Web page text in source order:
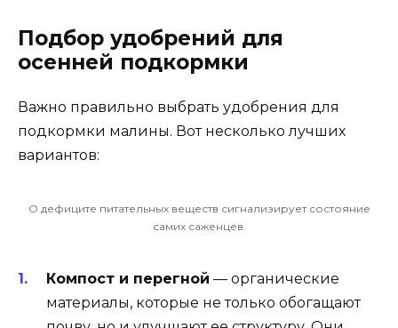
Подбор удобрений для
осенней подкормки
Важно правильно выбрать удобрения для
подкормки малины. Вот несколько лучших
вариантов:
О дефиците питательных веществ сигнализирует состояние
самих саженцев.
Компост и перегной — органические
материалы, которые не только обогащают